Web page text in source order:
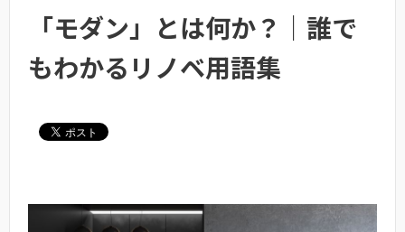
「モダン」とは何か？｜誰で
もわかるリノベ用語集